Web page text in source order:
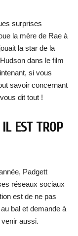
surprises
la mère de Rae à
la star de la
dans le film
si vous
savoir concernant
dit tout !
EST TROP
Padgett
réseaux sociaux
est de ne pas
bal et demande à
aussi.